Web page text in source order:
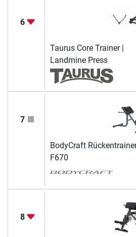
6
Taurus Core Trainer |
Landmine Press
7
BodyCraft
F670
8